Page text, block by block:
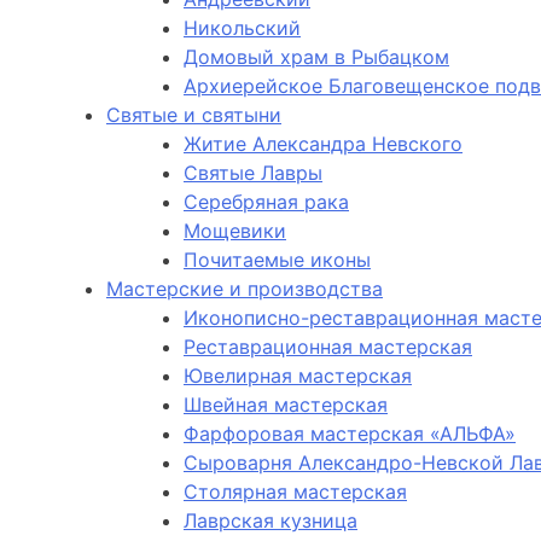
Никольский
Домовый храм в Рыбацком
Архиерейское Благовещенское
Святые и святыни
Житие Александра Невского
Святые Лавры
Серебряная рака
Мощевики
Почитаемые иконы
Мастерские и производства
Иконописно-реставрационная
Реставрационная мастерская
Ювелирная мастерская
Швейная мастерская
Фарфоровая мастерская «АЛЬФА»
Сыроварня Александро-Невской
Столярная мастерская
Лаврская кузница